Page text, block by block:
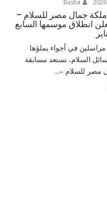
جمال مصر للسلام –
انطلاق موسمها السابع
مراسلين في أجواء يملؤها
السلام، تستعد مسابقة
مصر للسلام –...